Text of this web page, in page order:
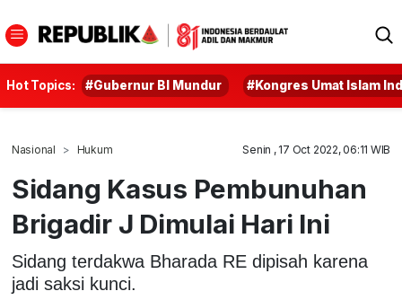
Hot Topics: #Gubernur BI Mundur #Kongres Umat Islam
Nasional Hukum Senin , 17 Oct 2022, 06:11 WIB
Sidang Kasus Pembunuhan
Brigadir J Dimulai Hari Ini
Sidang terdakwa Bharada RE dipisah karena
jadi saksi kunci.